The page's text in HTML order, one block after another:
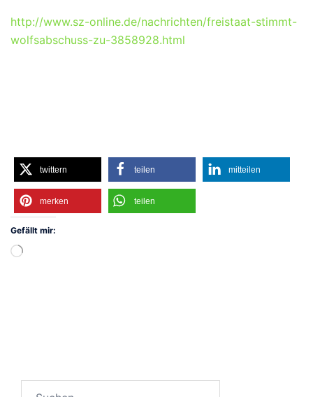
http://www.sz-online.de/nachrichten/freistaat-stimmt-
wolfsabschuss-zu-3858928.html
twittern teilen mitteilen
merken teilen
Gefällt mir:
Wird